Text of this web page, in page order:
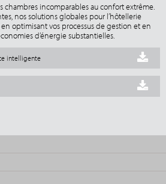
chambres incomparables au confort extrême.
nos solutions globales pour l’hôtellerie
optimisant vos processus de gestion et en
d’énergie substantielles.
intelligente